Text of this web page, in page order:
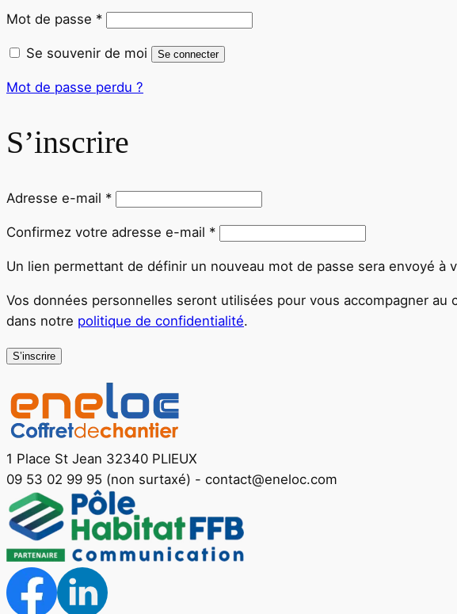
Mot de passe *Obligatoire
Se souvenir de moi Se connecter
Mot de passe perdu ?
S’inscrire
Adresse e-mail *Obligatoire
Confirmez votre adresse e-mail *
Un lien permettant de définir un nouveau mot de passe sera envoyé à
Vos données personnelles seront utilisées pour vous accompagner
dans notre politique de confidentialité.
S’inscrire
1 Place St Jean 32340 PLIEUX
09 53 02 99 95 (non surtaxé) - contact@eneloc.com